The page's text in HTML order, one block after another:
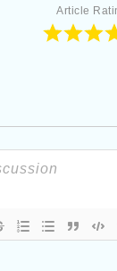
Article